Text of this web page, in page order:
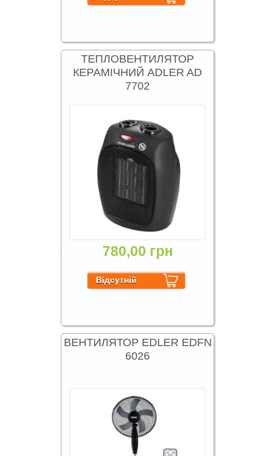
ТЕПЛОВЕНТИЛЯТОР
КЕРАМІЧНИЙ ADLER AD
7702
780,00 грн
ВЕНТИЛЯТОР EDLER EDFN
6026